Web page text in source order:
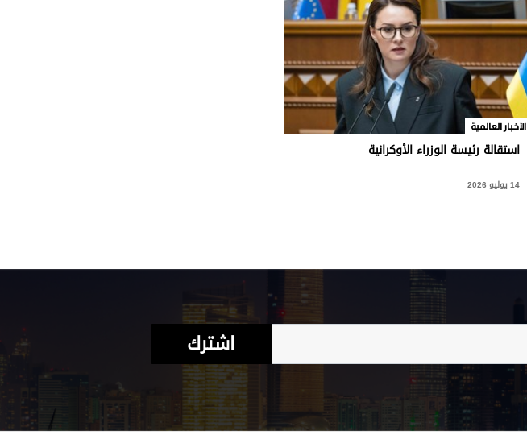
الأخبار العالمية
استقالة رئيسة الوزراء الأوكرانية
14 يوليو 2026
اشترك